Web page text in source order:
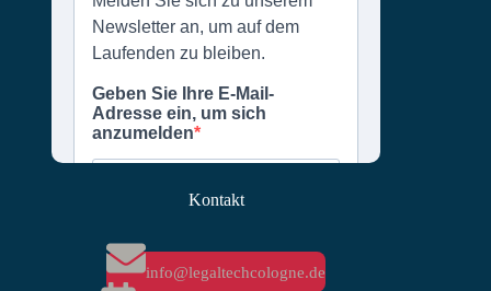
Kontakt
info@legaltechcologne.de